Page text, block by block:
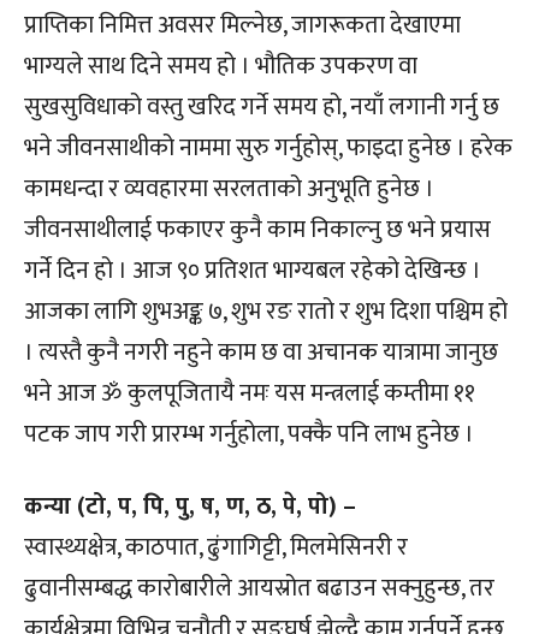
प्राप्तिका निमित्त अवसर मिल्नेछ, जागरूकता देखाएमा
भाग्यले साथ दिने समय हो । भौतिक उपकरण वा
सुखसुविधाको वस्तु खरिद गर्ने समय हो, नयाँ लगानी गर्नु छ
भने जीवनसाथीको नाममा सुरु गर्नुहोस्, फाइदा हुनेछ । हरेक
कामधन्दा र व्यवहारमा सरलताको अनुभूति हुनेछ ।
जीवनसाथीलाई फकाएर कुनै काम निकाल्नु छ भने प्रयास
गर्ने दिन हो । आज ९० प्रतिशत भाग्यबल रहेको देखिन्छ ।
आजका लागि शुभअङ्क ७, शुभ रङ रातो र शुभ दिशा पश्चिम हो
। त्यस्तै कुनै नगरी नहुने काम छ वा अचानक यात्रामा जानुछ
भने आज ॐ कुलपूजितायै नमः यस मन्त्रलाई कम्तीमा ११
पटक जाप गरी प्रारम्भ गर्नुहोला, पक्कै पनि लाभ हुनेछ ।
कन्या (टो, प, पि, पु, ष, ण, ठ, पे, पो) –
स्वास्थ्यक्षेत्र, काठपात, ढुंगागिट्टी, मिलमेसिनरी र
ढुवानीसम्बद्ध कारोबारीले आयस्रोत बढाउन सक्नुहुन्छ, तर